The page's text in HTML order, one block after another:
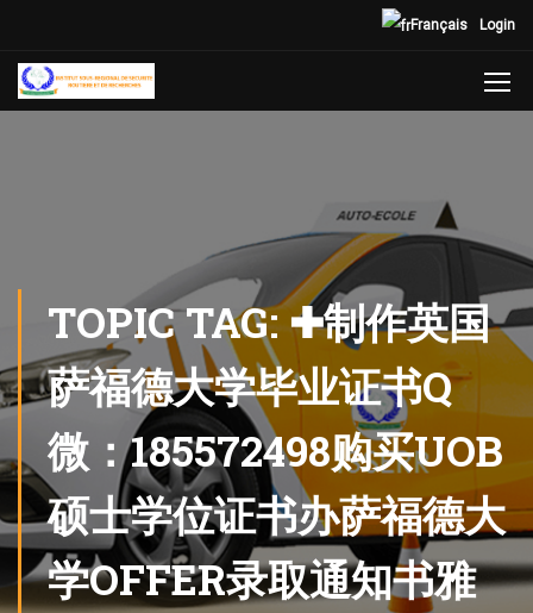
Login
Français
TOPIC TAG: ✚制作英国
萨福德大学毕业证书Q
微：185572498购买UOB
硕士学位证书办萨福德大
学OFFER录取通知书雅